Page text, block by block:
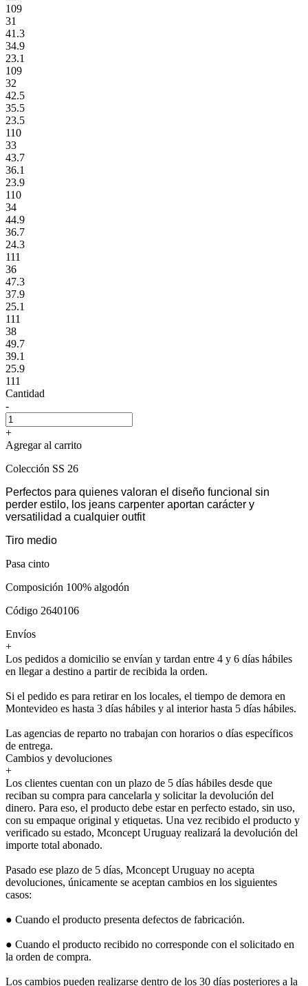
109
31
41.3
34.9
23.1
109
32
42.5
35.5
23.5
110
33
43.7
36.1
23.9
110
34
44.9
36.7
24.3
111
36
47.3
37.9
25.1
111
38
49.7
39.1
25.9
111
Cantidad
-
+
Agregar al carrito
Colección SS 26
Perfectos para quienes valoran el diseño funcional sin
perder estilo, los jeans carpenter aportan carácter y
versatilidad a cualquier outfit
Tiro medio
Pasa cinto
Composición 100% algodón
Código 2640106
Envíos
+
Los pedidos a domicilio se envían y tardan entre 4 y 6 días hábiles
en llegar a destino a partir de recibida la orden.
Si el pedido es para retirar en los locales, el tiempo de demora en
Montevideo es hasta 3 días hábiles y al interior hasta 5 días hábiles.
Las agencias de reparto no trabajan con horarios o días específicos
de entrega.
Cambios y devoluciones
+
Los clientes cuentan con un plazo de 5 días hábiles desde que
reciban su compra para cancelarla y solicitar la devolución del
dinero. Para eso, el producto debe estar en perfecto estado, sin uso,
con su empaque original y etiquetas. Una vez recibido el producto y
verificado su estado, Mconcept Uruguay realizará la devolución del
importe total abonado.
Pasado ese plazo de 5 días, Mconcept Uruguay no acepta
devoluciones, únicamente se aceptan cambios en los siguientes
casos:
● Cuando el producto presenta defectos de fabricación.
● Cuando el producto recibido no corresponde con el solicitado en
la orden de compra.
Los cambios pueden realizarse dentro de los 30 días posteriores a la